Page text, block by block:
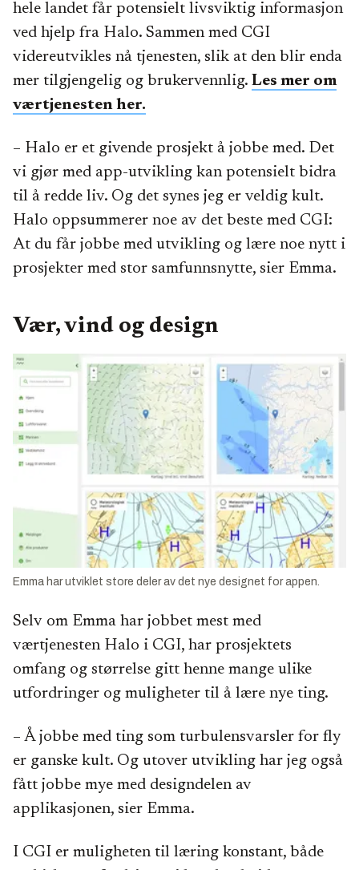
hele landet får potensielt livsviktig informasjon
ved hjelp fra Halo. Sammen med CGI
videreutvikles nå tjenesten, slik at den blir enda
mer tilgjengelig og brukervennlig. Les mer om
værtjenesten her.
– Halo er et givende prosjekt å jobbe med. Det
vi gjør med app-utvikling kan potensielt bidra
til å redde liv. Og det synes jeg er veldig kult.
Halo oppsummerer noe av det beste med CGI:
At du får jobbe med utvikling og lære noe nytt i
prosjekter med stor samfunnsnytte, sier Emma.
Vær, vind og design
Emma har utviklet store deler av det nye designet for appen.
Selv om Emma har jobbet mest med
værtjenesten Halo i CGI, har prosjektets
omfang og størrelse gitt henne mange ulike
utfordringer og muligheter til å lære nye ting.
– Å jobbe med ting som turbulensvarsler for fly
er ganske kult. Og utover utvikling har jeg også
fått jobbe mye med designdelen av
applikasjonen, sier Emma.
I CGI er muligheten til læring konstant, både